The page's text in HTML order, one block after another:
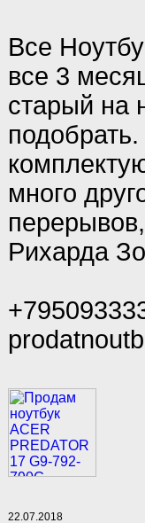
Все
все 3
старый на
много
Рихарда
22.07.2018